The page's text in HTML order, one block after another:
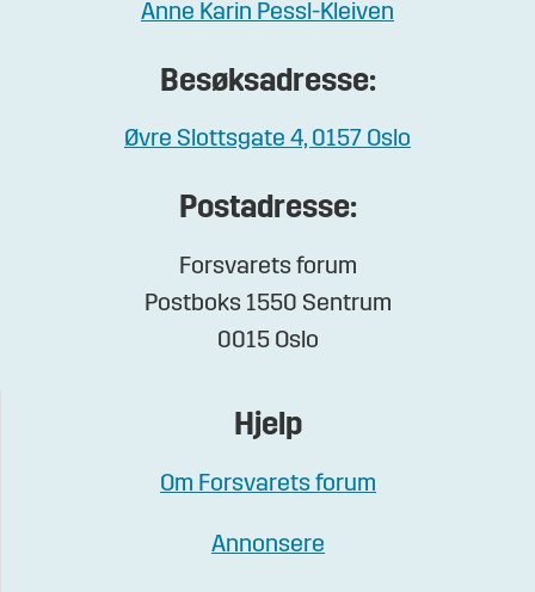
Anne Karin Pessl-Kleiven
Besøksadresse:
Øvre Slottsgate 4, 0157 Oslo
Postadresse:
Forsvarets forum
Postboks 1550 Sentrum
0015 Oslo
Hjelp
Om Forsvarets forum
Annonsere